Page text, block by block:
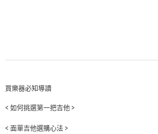
買樂器必知導讀
< 如何挑選第一把吉他 >
< 面單吉他選購心法 >